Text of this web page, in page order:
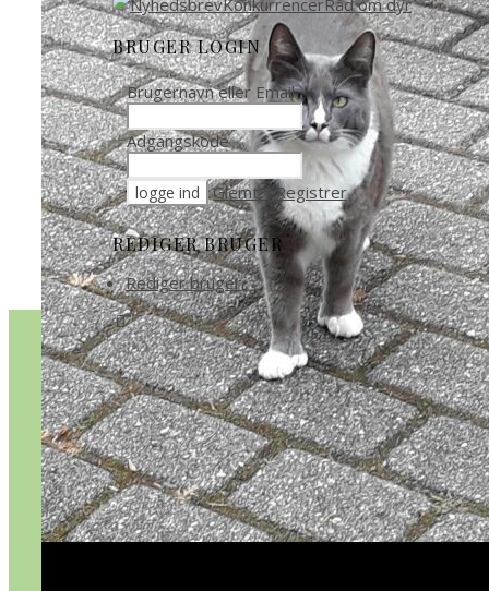
BRUGER LOGIN
Brugernavn eller Email
Adgangskode
Glemt? Registrer
REDIGER BRUGER
Rediger bruger